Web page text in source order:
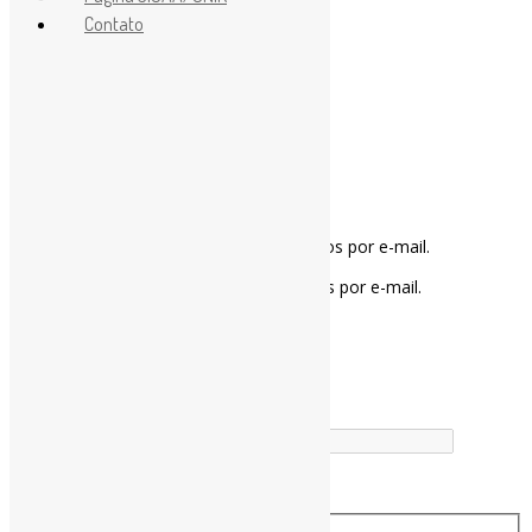
Deixe uma resposta
Notifique-me sobre novos comentários por e-mail.
Notifique-me sobre novas publicações por e-mail.
Contato